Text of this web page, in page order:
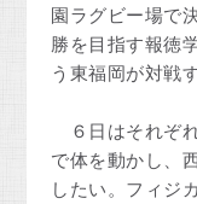
園ラグビー場で
勝を目指す報徳
う東福岡が対戦す
６日はそれぞ
で体を動かし、
したい。フィジ